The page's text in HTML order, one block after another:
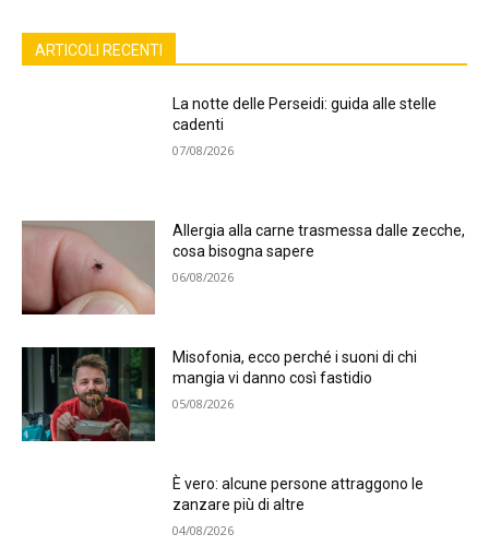
ARTICOLI RECENTI
La notte delle Perseidi: guida alle stelle
cadenti
07/08/2026
Allergia alla carne trasmessa dalle zecche,
cosa bisogna sapere
06/08/2026
Misofonia, ecco perché i suoni di chi
mangia vi danno così fastidio
05/08/2026
È vero: alcune persone attraggono le
zanzare più di altre
04/08/2026